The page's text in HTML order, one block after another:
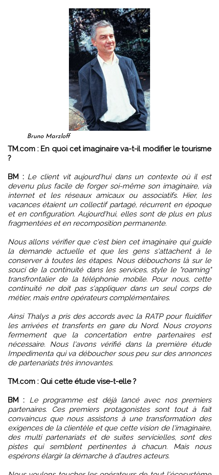
Bruno Marzloff
TM.com : En quoi cet imaginaire va-t-il modifier le tourisme
?
BM : Le client vit aujourd'hui dans un contexte où il est
devenu plus facile de forger soi-même son imaginaire, via
internet et les réseaux amicaux ou associatifs. Hier, les
vacances étaient un collectif partagé, récurrent en époque
et en configuration. Aujourd'hui, elles sont de plus en plus
fragmentées et en recomposition permanente.
Nous allons vérifier que c'est bien cet imaginaire qui guide
la demande actuelle et que les gens s'attachent à le
conserver à toutes les étapes. Nous débouchons là sur le
souci de la continuité dans les services, style le "roaming"
transfrontalier de la téléphonie mobile. Pour nous, cette
continuité ne doit pas s'appliquer dans un seul corps de
métier, mais entre opérateurs complémentaires.
Ainsi Thalys a pris des accords avec la RATP pour fluidifier
les arrivées et transferts en gare du Nord. Nous croyons
fermement que la concertation entre partenaires est
nécessaire. Nous l'avons vérifié dans la première étude
Impedimenta qui va déboucher sous peu sur des annonces
de partenariats très innovantes.
TM.com : Qui cette étude vise-t-elle ?
BM :
Le programme est déjà lancé avec nos premiers
partenaires. Ces premiers protagonistes sont tout à fait
convaincus que nous assistons à une transformation des
exigences de la clientèle et que cette vision de l'imaginaire,
des multi partenariats et de suites servicielles, sont des
pistes qui semblent pertinentes à chacun. Mais nous
espérons élargir la démarche à d'autres acteurs.